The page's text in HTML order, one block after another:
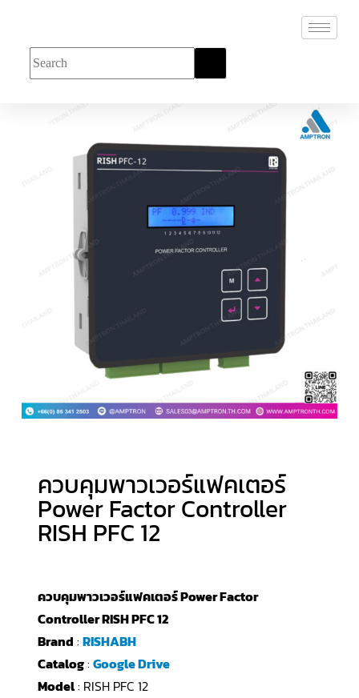
ควบคุมพาวเวอร์แฟคเตอร์
Power Factor Controller
RISH PFC 12
ควบคุมพาวเวอร์แฟคเตอร์ Power Factor
Controller RISH PFC 12
Brand : RISHABH
Catalog: Google Drive
Model: RISH PFC 12